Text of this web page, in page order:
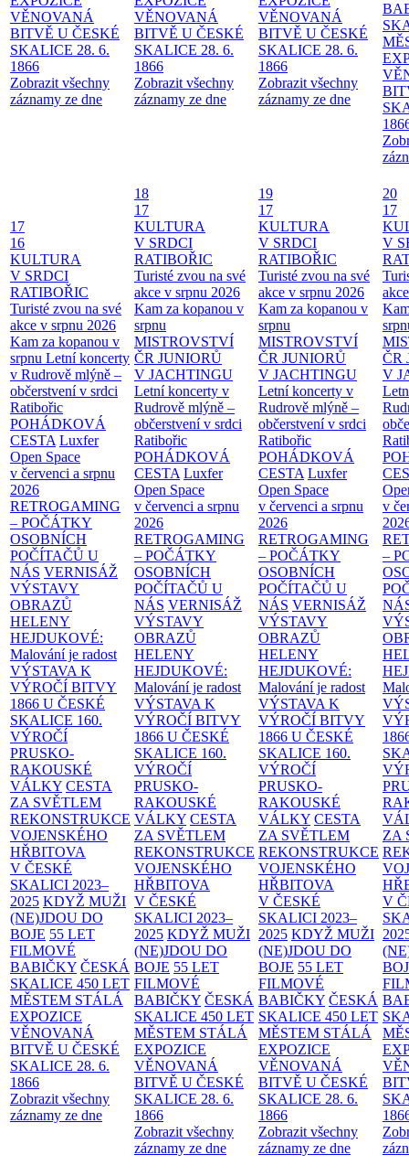
VĚNOVANÁ
BITVĚ U ČESKÉ
SKALICE 28. 6.
1866
Zobrazit všechny
záznamy ze dne
VĚNOVANÁ
BITVĚ U ČESKÉ
SKALICE 28. 6.
1866
Zobrazit všechny
záznamy ze dne
VĚNOVANÁ
BITVĚ U ČESKÉ
SKALICE 28. 6.
1866
Zobrazit všechny
záznamy ze dne
17
16
KULTURA
V SRDCI
RATIBOŘIC
Turisté zvou na své
akce v srpnu 2026
Kam za kopanou v
srpnu Letní koncerty
v Rudrově mlýně –
občerstvení v srdci
Ratibořic
POHÁDKOVÁ
CESTA Luxfer
Open Space
v červenci a srpnu
2026
RETROGAMING
– POČÁTKY
OSOBNÍCH
POČÍTAČŮ U
NÁS VERNISÁŽ
VÝSTAVY
OBRAZŮ
HELENY
HEJDUKOVÉ:
Malování je radost
VÝSTAVA K
VÝROČÍ BITVY
1866 U ČESKÉ
SKALICE 160.
VÝROČÍ
PRUSKO-
RAKOUSKÉ
VÁLKY CESTA
ZA SVĚTLEM
REKONSTRUKCE
VOJENSKÉHO
HŘBITOVA
V ČESKÉ
SKALICI 2023–
2025 KDYŽ MUŽI
(NE)JDOU DO
BOJE 55 LET
FILMOVÉ
BABIČKY ČESKÁ
SKALICE 450 LET
MĚSTEM STÁLÁ
EXPOZICE
VĚNOVANÁ
BITVĚ U ČESKÉ
SKALICE 28. 6.
1866
Zobrazit všechny
záznamy ze dne
18
17
KULTURA
V SRDCI
RATIBOŘIC
Turisté zvou na své
akce v srpnu 2026
Kam za kopanou v
srpnu
MISTROVSTVÍ
ČR JUNIORŮ
V JACHTINGU
Letní koncerty v
Rudrově mlýně –
občerstvení v srdci
Ratibořic
POHÁDKOVÁ
CESTA Luxfer
Open Space
v červenci a srpnu
2026
RETROGAMING
– POČÁTKY
OSOBNÍCH
POČÍTAČŮ U
NÁS VERNISÁŽ
VÝSTAVY
OBRAZŮ
HELENY
HEJDUKOVÉ:
Malování je radost
VÝSTAVA K
VÝROČÍ BITVY
1866 U ČESKÉ
SKALICE 160.
VÝROČÍ
PRUSKO-
RAKOUSKÉ
VÁLKY CESTA
ZA SVĚTLEM
REKONSTRUKCE
VOJENSKÉHO
HŘBITOVA
V ČESKÉ
SKALICI 2023–
2025 KDYŽ MUŽI
(NE)JDOU DO
BOJE 55 LET
FILMOVÉ
BABIČKY ČESKÁ
SKALICE 450 LET
MĚSTEM STÁLÁ
EXPOZICE
VĚNOVANÁ
BITVĚ U ČESKÉ
SKALICE 28. 6.
1866
Zobrazit všechny
záznamy ze dne
19
17
KULTURA
V SRDCI
RATIBOŘIC
Turisté zvou na své
akce v srpnu 2026
Kam za kopanou v
srpnu
MISTROVSTVÍ
ČR JUNIORŮ
V JACHTINGU
Letní koncerty v
Rudrově mlýně –
občerstvení v srdci
Ratibořic
POHÁDKOVÁ
CESTA Luxfer
Open Space
v červenci a srpnu
2026
RETROGAMING
– POČÁTKY
OSOBNÍCH
POČÍTAČŮ U
NÁS VERNISÁŽ
VÝSTAVY
OBRAZŮ
HELENY
HEJDUKOVÉ:
Malování je radost
VÝSTAVA K
VÝROČÍ BITVY
1866 U ČESKÉ
SKALICE 160.
VÝROČÍ
PRUSKO-
RAKOUSKÉ
VÁLKY CESTA
ZA SVĚTLEM
REKONSTRUKCE
VOJENSKÉHO
HŘBITOVA
V ČESKÉ
SKALICI 2023–
2025 KDYŽ MUŽI
(NE)JDOU DO
BOJE 55 LET
FILMOVÉ
BABIČKY ČESKÁ
SKALICE 450 LET
MĚSTEM STÁLÁ
EXPOZICE
VĚNOVANÁ
BITVĚ U ČESKÉ
SKALICE 28. 6.
1866
Zobrazit všechny
záznamy ze dne
20
17
V
ČR
V
v
–
ZA
V